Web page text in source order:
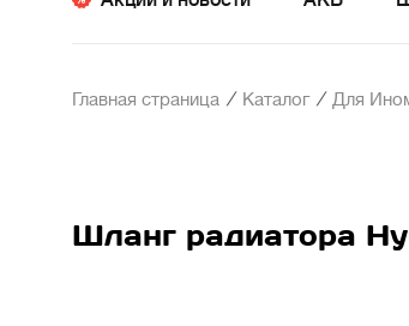
Главная страница / Каталог / Для
Шланг радиатора